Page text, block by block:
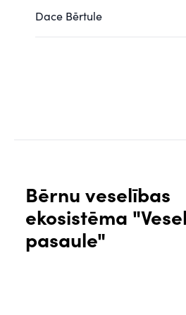
Dace Bērtule
Bērnu veselības
ekosistēma
pasaule"
PACIENTA